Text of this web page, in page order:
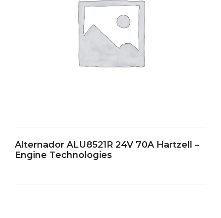
Alternador ALU8521R 24V 70A Hartzell –
Engine Technologies